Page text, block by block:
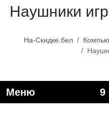
Наушники
На-Скидке.бел
Меню 9